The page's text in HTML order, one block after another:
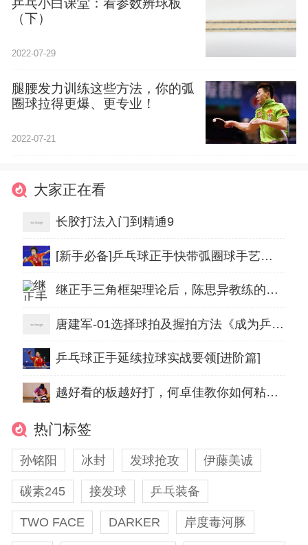
乒乓小白课堂：看参数辨球板
（下）
2022-07-29
腿腰发力训练这些方法，你的弧
圈球拉得更爆、更专业！
2022-07-21
大家正在看
长胶打法入门到精通9
[新手必备]乒乓球正手快带弧圈球手艺动作要领
继正手三角框架理论后，陈思异教练的反手框架理论
唐建军-01选择球拍及握拍方法《成为乒乓球高手》
乒乓球正手延续拉球实战要领[进阶篇]
越好看的板越好打，何卓佳教你如何粘出一块“漂亮”的球拍
热门标签
孙铭阳 冰封 发球抢攻 伊藤美诚
碳素245 接发球 乒乓装备
TWO FACE DARKER 岸度毒河豚